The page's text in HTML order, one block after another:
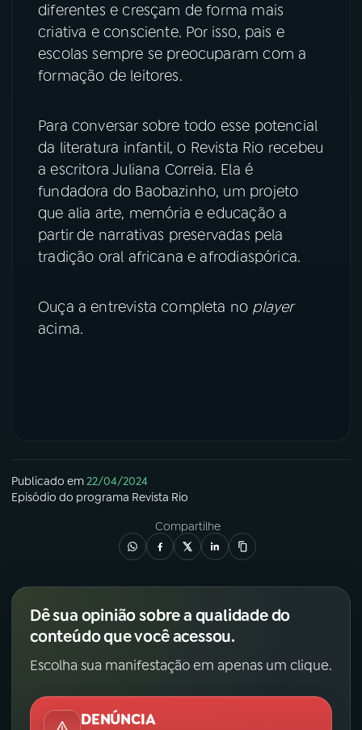
ACOMPANHE A RÁDIO NACIONAL
YouTube Facebook
TikTok
diferentes e cresçam de forma mais
criativa e consciente. Por isso, pais e
escolas sempre se preocuparam com a
formação de leitores.
Para conversar sobre todo esse potencial
da literatura infantil, o Revista Rio recebeu
a escritora Juliana Correia. Ela é
fundadora do Baobazinho, um projeto
que alia arte, memória e educação a
partir de narrativas preservadas pela
tradição oral africana e afrodiaspórica.
Ouça a entrevista completa no player
acima.
Publicado em22/04/2024
Episódio do programa Revista Rio
Compartilhe
Dê sua opinião sobre a qualidade do
conteúdo que você acessou.
Escolha sua manifestação em apenas um clique.
DENÚNCIA